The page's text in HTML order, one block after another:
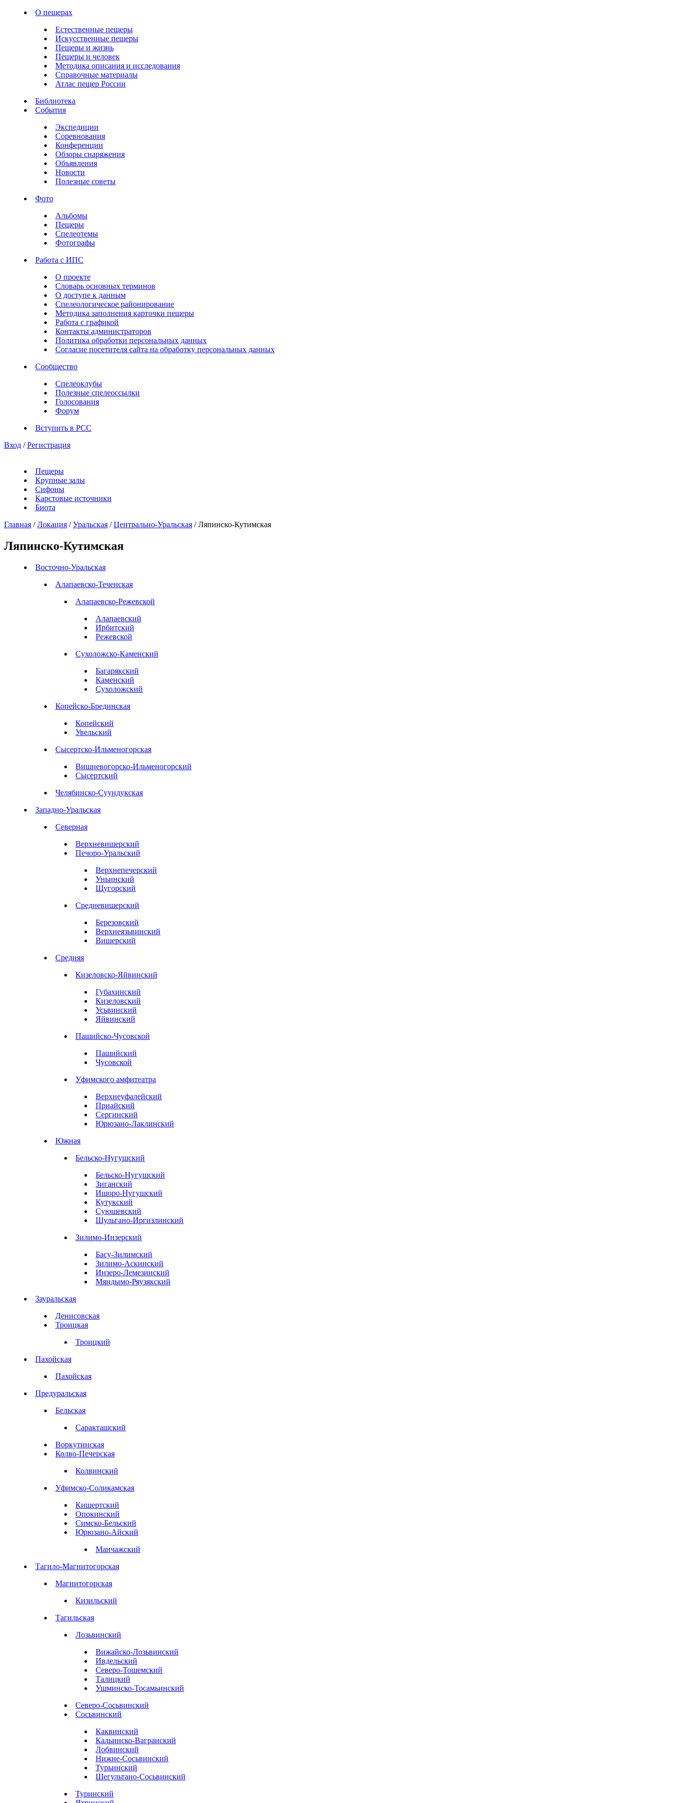
О пещерах
Естественные пещеры
Искусственные пещеры
Пещеры и жизнь
Пещеры и человек
Методика описания и исследования
Справочные материалы
Атлас пещер России
Библиотека
События
Экспедиции
Соревнования
Конференции
Обзоры снаряжения
Объявления
Новости
Полезные советы
Фото
Альбомы
Пещеры
Спелеотемы
Фотографы
Работа с ИПС
О проекте
Словарь основных терминов
О доступе к данным
Спелеологическое районирование
Методика заполнения карточки пещеры
Работа с графикой
Контакты администраторов
Политика обработки персональных данных
Согласие посетителя сайта на обработку персональных данных
Сообщество
Спелеоклубы
Полезные спелеоссылки
Голосования
Форум
Вступить в РСС
Вход / Регистрация
Пещеры
Крупные залы
Сифоны
Карстовые источники
Биота
Главная / Локация / Уральская / Центрально-Уральская / Ляпинско-Кутимская
Ляпинско-Кутимская
Восточно-Уральская
Алапаевско-Теченская
Алапаевско-Режевской
Алапаевский
Ирбитский
Режевской
Сухоложско-Каменский
Багарякский
Каменский
Сухоложский
Копейско-Брединская
Копейский
Увельский
Сысертско-Ильменогорская
Вишневогорско-Ильменогорский
Сысертский
Челябинско-Суундукская
Западно-Уральская
Северная
Верхневишерский
Печоро-Уральский
Верхнепечерский
Уньинский
Щугорский
Средневишерский
Березовский
Верхнеязьвинский
Вишерский
Средняя
Кизеловско-Яйвинский
Губахинский
Кизеловский
Усьвинский
Яйвинский
Пашийско-Чусовской
Пашийский
Чусовской
Уфимского амфитеатра
Верхнеуфалейский
Приайский
Сергинский
Юрюзано-Лаклинский
Южная
Бельско-Нугушский
Бельско-Нугушский
Зиганский
Ишоро-Нугушский
Кутукский
Суюшевский
Шульгано-Иргизлинский
Зилимо-Инзерский
Басу-Зилимский
Зилимо-Аскинский
Инзеро-Лемезинский
Мяндымо-Ряузякский
Зауральская
Денисовская
Троицкая
Троицкий
Пахойская
Пахойская
Предуральская
Бельская
Саракташский
Воркутинская
Колво-Печерская
Колвинский
Уфимско-Соликамская
Кишертский
Опокинский
Симско-Бельский
Юрюзано-Айский
Манчажский
Тагило-Магнитогорская
Магнитогорская
Кизильский
Тагильская
Лозьвинский
Вижайско-Лозьвинский
Ивдельский
Северо-Тошемский
Талицкий
Ушминско-Тосамьинский
Северо-Сосьвинский
Сосьвинский
Каквинский
Кальинско-Вагранский
Лобвинский
Нижне-Сосьвинский
Турьинский
Шегультано-Сосьвинский
Туринский